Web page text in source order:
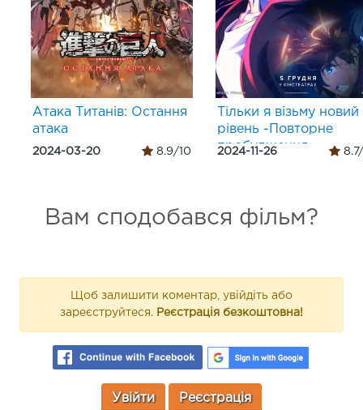
Атака Титанів: Остання
атака
2024-03-20 8.9/10
Тільки я візьму новий
рівень -Повторне
пробудження-
2024-11-26
Вам сподобався фільм?
Щоб залишити коментар, увійдіть або
зареєструйтеся. Реєстрація безкоштовна!
Увійти Реєстрація